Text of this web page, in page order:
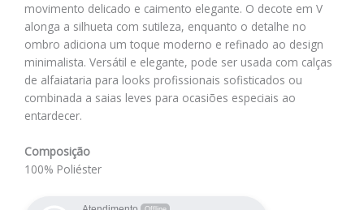
movimento delicado e caimento elegante. O decote em V
alonga a silhueta com sutileza, enquanto o detalhe no
ombro adiciona um toque moderno e refinado ao design
minimalista. Versátil e elegante, pode ser usada com calças
de alfaiataria para looks profissionais sofisticados ou
combinada a saias leves para ocasiões especiais ao
entardecer.
Composição
100% Poliéster